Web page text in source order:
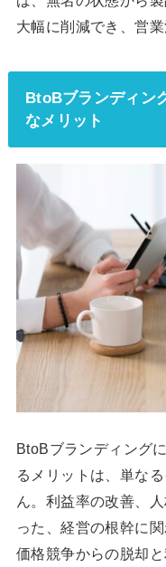
大幅に削減でき、営
BtoBブランディン
なメリット
BtoBブランディング
るメリットは、単な
ん。利益率の改善、
った、経営の根幹に
価格競争からの脱却